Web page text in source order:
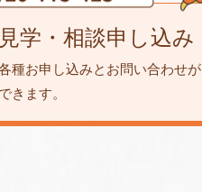
見学・相談申し込み
種お申し込みとお問い合わせが
できます。